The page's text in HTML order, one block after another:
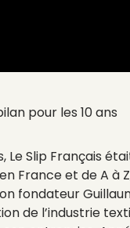
pour les 10 ans
Le Slip Français
France et de A à
fondateur
de l’industrie